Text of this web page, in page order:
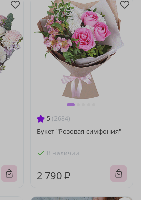
5 (2684)
Букет "Розовая симфония"
В наличии
2 790 ₽